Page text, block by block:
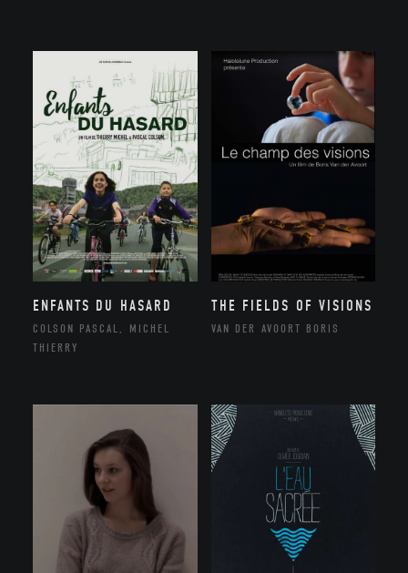
ENFANTS DU HASARD
COLSON PASCAL, MICHEL
THIERRY
THE FIELDS OF VISIONS
VAN DER AVOORT BORIS